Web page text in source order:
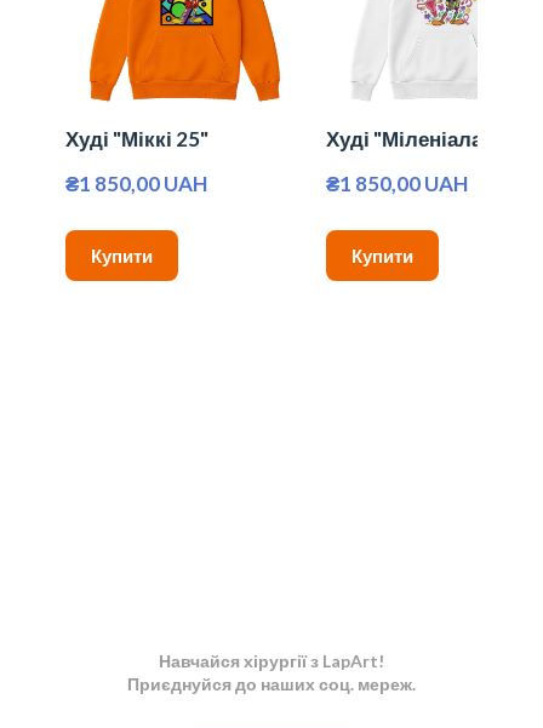
Худі "Міккі 25"
₴1 850,00 UAH
Купити
Худі "Міленіалам"
₴1 850,00 UAH
Купити
Навчайся хірургії з LapArt!
Приєднуйся до наших соц. мереж.